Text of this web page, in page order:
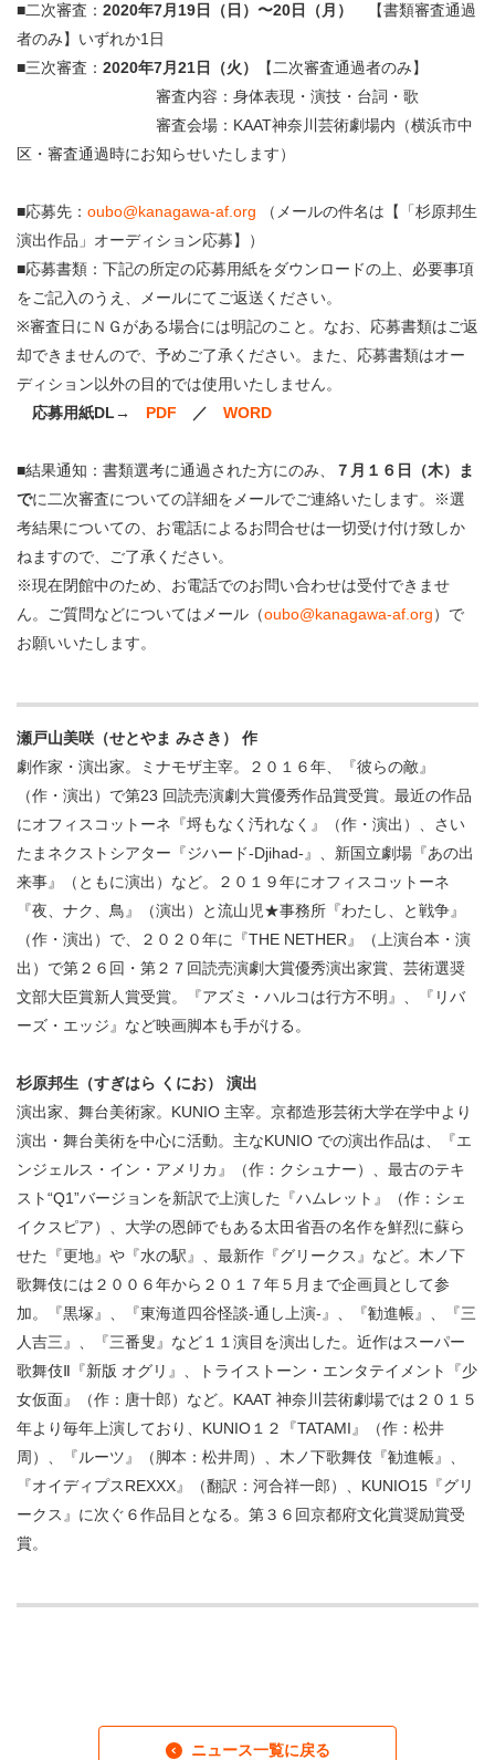
■二次審査： 2020年7月19日（日）〜20日（月）
【書類審査通過
者のみ】いずれか1日
■三次審査： 2020年7月21日（火）
【二次審査通過者のみ】
審査内容：身体表現・演技・台詞・歌
審査会場：KAAT神奈川芸術劇場内（横浜市中
区・審査通過時にお知らせいたします）
■応募先： oubo@kanagawa-af.org （メールの件名は【「杉原邦生
演出作品」オーディション応募】）
■応募書類：下記の所定の応募用紙をダウンロードの上、必要事項
をご記入のうえ、メールにてご返送ください。
※審査日にＮＧがある場合には明記のこと。なお、応募書類はご返
却できませんので、予めご了承ください。また、応募書類はオー
ディション以外の目的では使用いたしません。
応募用紙DL→ PDF ／ WORD
■結果通知：書類選考に通過された方にのみ、
７月１６日（木）ま
でに二次審査についての詳細をメールでご連絡いたします。※選
考結果についての、お電話によるお問合せは一切受け付け致しか
ねますので、ご了承ください。
※現在閉館中のため、お電話でのお問い合わせは受付できませ
ん。ご質問などについてはメール（oubo@kanagawa-af.org）で
お願いいたします。
瀬戸山美咲（せとやま みさき） 作
劇作家・演出家。ミナモザ主宰。２０１６年、『彼らの敵』
（作・演出）で第23 回読売演劇大賞優秀作品賞受賞。最近の作品
にオフィスコットーネ『埒もなく汚れなく』（作・演出）、さい
たまネクストシアター『ジハード-Djihad-』、新国立劇場『あの出
来事』（ともに演出）など。２０１９年にオフィスコットーネ
『夜、ナク、鳥』（演出）と流山児★事務所『わたし、と戦争』
（作・演出）で、２０２０年に『THE NETHER』（上演台本・演
出）で第２６回・第２７回読売演劇大賞優秀演出家賞、芸術選奨
文部大臣賞新人賞受賞。『アズミ・ハルコは行方不明』、『リバ
ーズ・エッジ』など映画脚本も手がける。
杉原邦生（すぎはら くにお） 演出
演出家、舞台美術家。KUNIO 主宰。京都造形芸術大学在学中より
演出・舞台美術を中心に活動。主なKUNIO での演出作品は、『エ
ンジェルス・イン・アメリカ』（作：クシュナー）、最古のテキ
スト“Q1”バージョンを新訳で上演した『ハムレット』（作：シェ
イクスピア）、大学の恩師でもある太田省吾の名作を鮮烈に蘇ら
せた『更地』や『水の駅』、最新作『グリークス』など。木ノ下
歌舞伎には２００６年から２０１７年５月まで企画員として参
加。『黒塚』、『東海道四谷怪談-通し上演-』、『勧進帳』、『三
人吉三』、『三番叟』など１１演目を演出した。近作はスーパー
歌舞伎Ⅱ『新版 オグリ』、トライストーン・エンタテイメント『少
女仮面』（作：唐十郎）など。KAAT 神奈川芸術劇場では２０１５
年より毎年上演しており、KUNIO１２『TATAMI』（作：松井
周）、『ルーツ』（脚本：松井周）、木ノ下歌舞伎『勧進帳』、
『オイディプスREXXX』（翻訳：河合祥一郎）、KUNIO15『グリ
ークス』に次ぐ６作品目となる。第３６回京都府文化賞奨励賞受
賞。
ニュース一覧に戻る